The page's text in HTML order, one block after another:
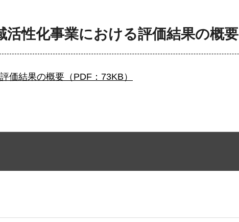
性化事業における評価結果の概要
価結果の概要（PDF：73KB）